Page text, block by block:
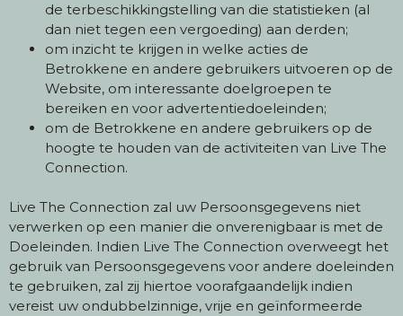
de terbeschikkingstelling van die statistieken (al
dan niet tegen een vergoeding) aan derden;
om inzicht te krijgen in welke acties de
Betrokkene en andere gebruikers uitvoeren op de
Website, om interessante doelgroepen te
bereiken en voor advertentiedoeleinden;
om de Betrokkene en andere gebruikers op de
hoogte te houden van de activiteiten van Live The
Connection.
Live The Connection zal uw Persoonsgegevens niet
verwerken op een manier die onverenigbaar is met de
Doeleinden. Indien Live The Connection overweegt het
gebruik van Persoonsgegevens voor andere doeleinden
te gebruiken, zal zij hiertoe voorafgaandelijk indien
vereist uw ondubbelzinnige, vrije en geïnformeerde